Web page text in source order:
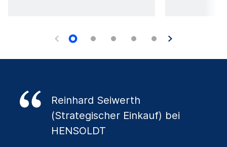
Reinhard Seiwerth
(Strategischer Einkauf) bei
HENSOLDT